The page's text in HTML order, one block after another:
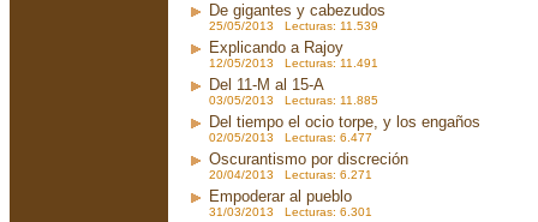
De gigantes y cabezudos
25/05/2013 Lecturas: 11.539
Explicando a Rajoy
12/05/2013 Lecturas: 11.491
Del 11-M al 15-A
03/05/2013 Lecturas: 11.885
Del tiempo el ocio torpe, y los engaños
02/05/2013 Lecturas: 6.477
Oscurantismo por discreción
20/04/2013 Lecturas: 6.271
Empoderar al pueblo
31/03/2013 Lecturas: 6.301